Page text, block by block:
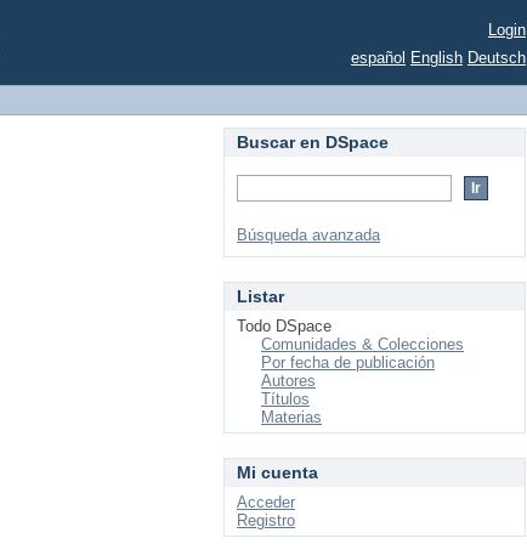
Login
español English Deutsch
Buscar en DSpace
Búsqueda avanzada
Listar
Todo DSpace
Comunidades & Colecciones
Por fecha de publicación
Autores
Títulos
Materias
Mi cuenta
Acceder
Registro